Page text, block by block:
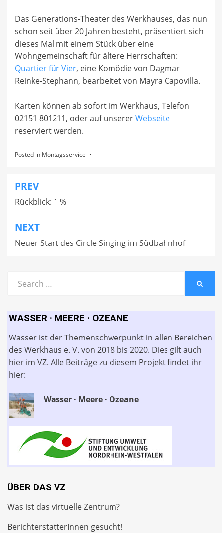
Das Generations-Theater des Werkhauses, das nun
schon seit über 20 Jahren besteht, präsentiert sich
dieses Mal mit einem Stück über eine
Wohngemeinschaft für ältere Herrschaften:
Quartier für Vier, eine Komödie von Dagmar
Reinke-Stephann, bearbeitet von Mayra Capovilla.
Karten können ab sofort im Werkhaus, Telefon
02151 801211, oder auf unsererWebseite
reserviert werden.
Posted in Montagsservice
Beitragsnavigation
PREV
Rückblick: 1 %
NEXT
Neuer Start des Circle Singing im Südbahnhof
for:
WASSER · MEERE · OZEANE
Wasser ist der Themenschwerpunkt in allen Bereichen
des Werkhaus e. V. von 2018 bis 2020. Dies gilt auch
hier im VZ. Alle Beiträge zu diesem Projekt findet ihr
hier:
Wasser · Meere · Ozeane
ÜBER DAS VZ
Was ist das virtuelle Zentrum?
BerichterstatterInnen gesucht!